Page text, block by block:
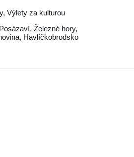
Výlety za kulturou
Posázaví, Železné hory,
, Havlíčkobrodsko